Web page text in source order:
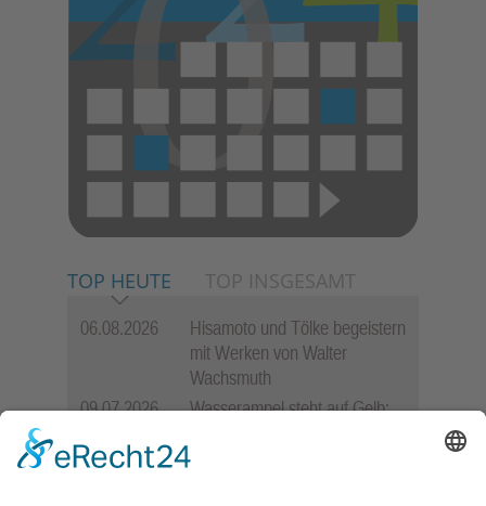
TOP HEUTE TOP INSGESAMT
06.08.2026
Hisamoto und Tölke begeistern
mit Werken von Walter
Wachsmuth
09.07.2026
Wasserampel steht auf Gelb:
auf